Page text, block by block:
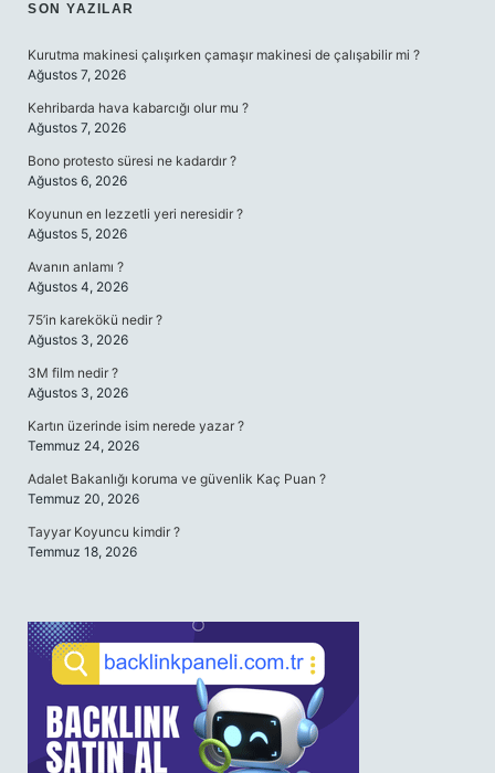
SIDEBAR
SON YAZILAR
Kurutma makinesi çalışırken çamaşır makinesi de çalışabilir mi ?
Ağustos 7, 2026
Kehribarda hava kabarcığı olur mu ?
Ağustos 7, 2026
Bono protesto süresi ne kadardır ?
Ağustos 6, 2026
Koyunun en lezzetli yeri neresidir ?
Ağustos 5, 2026
Avanın anlamı ?
Ağustos 4, 2026
75’in karekökü nedir ?
Ağustos 3, 2026
3M film nedir ?
Ağustos 3, 2026
Kartın üzerinde isim nerede yazar ?
Temmuz 24, 2026
Adalet Bakanlığı koruma ve güvenlik Kaç Puan ?
Temmuz 20, 2026
Tayyar Koyuncu kimdir ?
Temmuz 18, 2026